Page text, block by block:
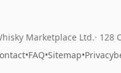
Marketplace Ltd. 128
•FAQ•Sitemap•